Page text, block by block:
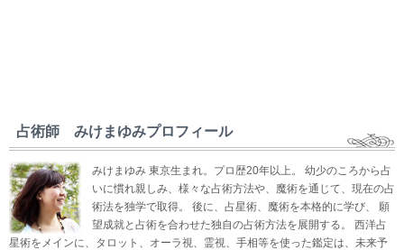
占術師 みけまゆみプロフィール
みけまゆみ 東京生まれ。プロ歴20年以上。 幼少のころから占
いに慣れ親しみ、様々な占術方法や、魔術を通じて、現在の占
術法を独学で取得。 後に、占星術、魔術を本格的に学び、 願
望成就と占術を合わせた独自の占術方法を展開する。 西洋占
星術をメインに、タロット、オーラ視、霊視、手相等を使った鑑定は、未来予